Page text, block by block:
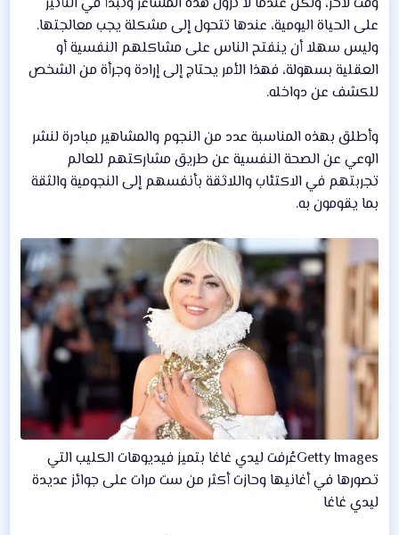
على الحياة اليومية، عندها تتحول إلى مشكلة يجب معالجتها.
وليس سهلا أن ينفتح الناس على مشاكلهم النفسية أو
العقلية بسهولة، فهذا الأمر يحتاج إلى إرادة وجرأة من الشخص
للكشف عن دواخله.
وأطلق بهذه المناسبة عدد من النجوم والمشاهير مبادرة لنشر
الوعي عن الصحة النفسية عن طريق مشاركتهم للعالم
تجربتهم في الاكتئاب واللاثقة بأنفسهم إلى النجومية والثقة
بما يقومون به.
Getty Imagesعُرفت ليدي غاغا بتميز فيديوهات الكليب التي
تصورها في أغانيها وحازت أكثر من ست مرات على جوائز عديدة
ليدي غاغا